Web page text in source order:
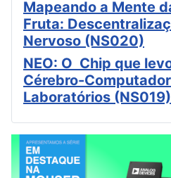
Mapeando a Mente
Fruta:
Nervoso (NS020)
NEO: O Chip que
Cérebro-
Laboratórios (NS019)